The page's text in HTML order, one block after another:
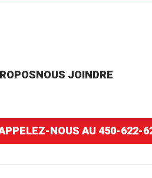
NOUS JOINDRE
NOUS AU450-622-